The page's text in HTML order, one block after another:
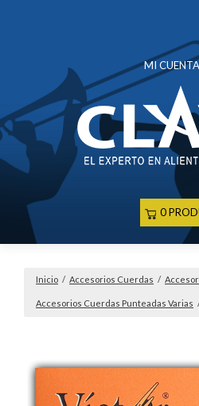
MI
0
Inicio / Accesorios Cuerdas /
Accesorios Cuerdas Punteadas Varias